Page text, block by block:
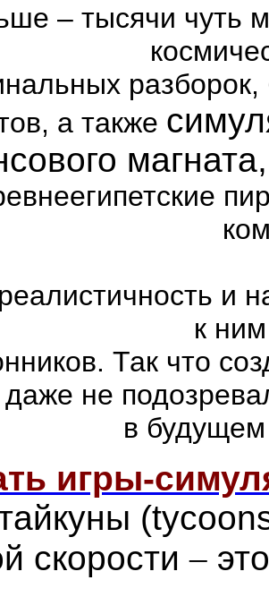
– тысячи чуть
а также
и
к
Так что
не
в будущем
игры-
скорости–